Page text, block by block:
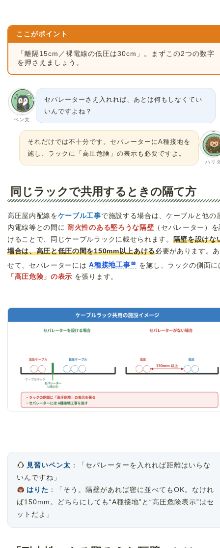
ここがポイント
「離隔15cm／裸電線の低圧は30cm」。まずこの2つの数字
を押さえましょう。
ペン太
セパレーターさえ入れれば、あとは何もしなくてい
いんですよね？
ハリ
それだけでは不十分です。セパレーターにA種接地を
施し、ラックに「高圧危険」の表示も必要ですよ。
同じラックで共用するときの隔て方
高圧屋内配線をケーブル工事で施設する場合は、ケーブルと他の
内電線等との間に耐火性のある堅ろうな隔壁 （セパレーター）
けることで、同じケーブルラックに載せられます。 隔壁を設けな
場合は、高圧と低圧の間を150mm以上あける必要があります。
せて、セパレーターにはA種接地工事
を施し、ラックの側面に
「高圧危険」の表示 を張ります。
見習いペン太 ：「セパレーターを入れれば距離はいらな
いんですね」
はりた ：「そう。隔壁があれば密に並べてもOK。なけれ
ば150mm。どちらにしても“A種接地”と“高圧危険表示”はセ
ットだよ」